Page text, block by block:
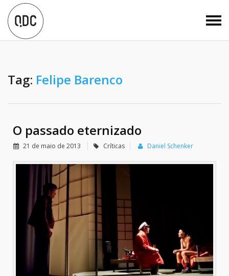
Tag: Felipe Barenco
O passado eternizado
21 de maio de 2013 Críticas Daniel Schenker